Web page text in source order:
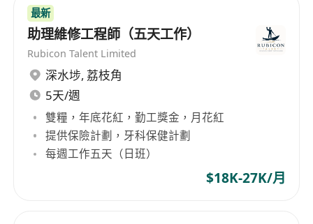
最新
助理維修工程師（五天工作）
Rubicon Talent Limited
深水埗, 荔枝角
5天/週
雙糧，年底花紅，勤工獎金，月花紅
提供保險計劃，牙科保健計劃
每週工作五天（日班）
$18K-27K/月